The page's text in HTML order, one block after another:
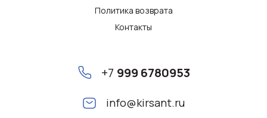
Политика возврата
Контакты
+7 999 6780953
info@kirsant.ru